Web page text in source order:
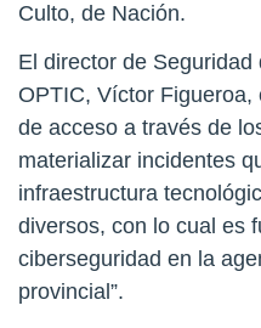
Culto, de Nación.
El director de
OPTIC, Víctor Figueroa,
de acceso a través de
materializar incidentes
infraestructura
diversos, con lo cual es
ciberseguridad en la
provincial”.